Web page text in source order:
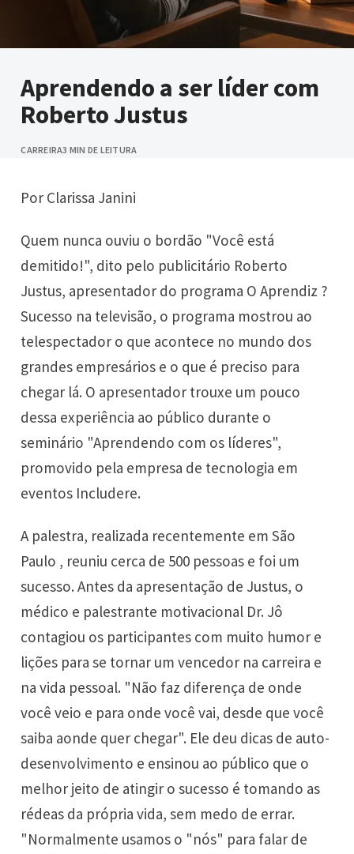
Aprendendo a ser líder com
Roberto Justus
CARREIRA3 MIN DE LEITURA
Por Clarissa Janini
Quem nunca ouviu o bordão "Você está
demitido!", dito pelo publicitário Roberto
Justus, apresentador do programa O Aprendiz ?
Sucesso na televisão, o programa mostrou ao
telespectador o que acontece no mundo dos
grandes empresários e o que é preciso para
chegar lá. O apresentador trouxe um pouco
dessa experiência ao público durante o
seminário "Aprendendo com os líderes",
promovido pela empresa de tecnologia em
eventos Includere.
A palestra, realizada recentemente em São
Paulo , reuniu cerca de 500 pessoas e foi um
sucesso. Antes da apresentação de Justus, o
médico e palestrante motivacional Dr. Jô
contagiou os participantes com muito humor e
lições para se tornar um vencedor na carreira e
na vida pessoal. "Não faz diferença de onde
você veio e para onde você vai, desde que você
saiba aonde quer chegar". Ele deu dicas de auto-
desenvolvimento e ensinou ao público que o
melhor jeito de atingir o sucesso é tomando as
rédeas da própria vida, sem medo de errar.
"Normalmente usamos o "nós" para falar de